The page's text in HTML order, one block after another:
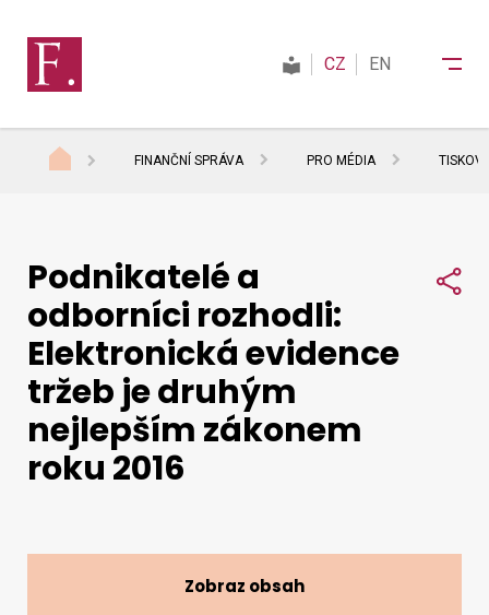
Daně
Mezinárodní spolupráce
Kontakty
CZ EN
FINANČNÍ SPRÁVA PRO MÉDIA
Podnikatelé a
odborníci rozhodli:
Elektronická evidence
tržeb je druhým
nejlepším zákonem
roku 2016
Zobraz obsah